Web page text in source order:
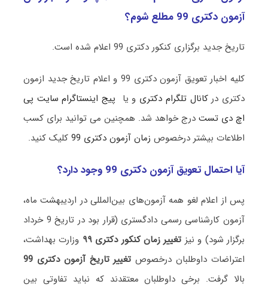
آزمون دکتری 99 مطلع شوم؟
تاریخ جدید برگزاری کنکور دکتری 99 اعلام شده است.
کلیه اخبار تعویق آزمون دکتری 99 و اعلام تاریخ جدید ازمون
دکتری درکانال تلگرام دکتری و یا پیج اینستاگرام سایت پی
اچ دی تستدرج خواهد شد. همچنین می توانید برای کسب
اطلاعات بیشتر درخصوص زمان آزمون دکتری 99 کلیک کنید.
آیا احتمال تعویق آزمون دکتری 99 وجود دارد؟
پس از اعلام لغو همه آزمون‌های بین‌المللی در اردیبهشت ماه،
آزمون کارشناسی رسمی دادگستری (قرار بود در تاریخ 9 خرداد
برگزار شود) و نیز تغییر زمان کنکور دکتری ۹۹
وزارت بهداشت،
اعتراضات داوطلبان درخصوص تغییر تاریخ آزمون دکتری 99
بالا گرفت. برخی داوطلبان معتقدند که نباید تفاوتی بین